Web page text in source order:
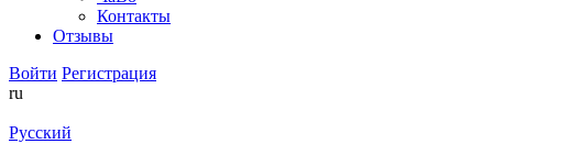
Контакты
Отзывы
Войти Регистрация
ru
Русский